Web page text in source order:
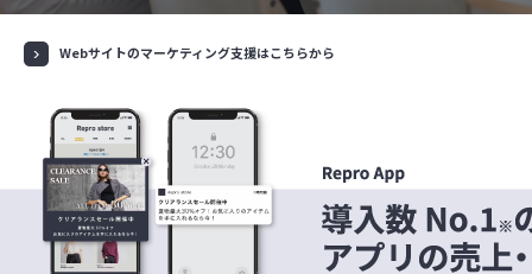
Webサイトのマーケティング支援はこちらから